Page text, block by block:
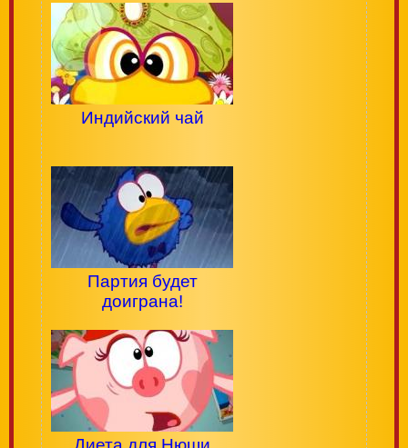
Индийский чай
Партия будет
доиграна!